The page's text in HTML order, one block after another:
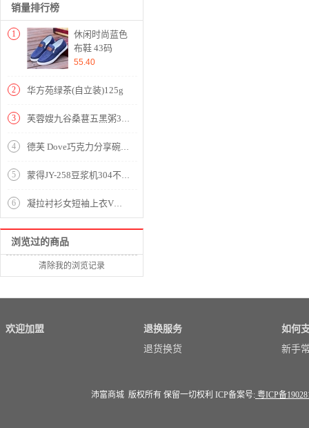
销量排行榜
1
休闲时尚蓝色
布鞋 43码
55.40
2 华方苑绿茶(自立装)125g
3 芙蓉嫂九谷桑葚五黑粥310g
4 德芙 Dove巧克力分享碗装 丝滑牛奶巧克力 婚庆糖果员工福利 252g 软糖
5 蒙得JY-258豆浆机304不锈钢【内胆304/淡绿色】
6 凝拉衬衫女短袖上衣V领气质雪纺衫2020夏季新款衬衣女韩版大码时尚职业装洋气宽松打底衫 粉色 2XL（建议130-145斤）
浏览过的商品
清除我的浏览记录
欢迎加盟
退换服务
退货换货
如何
新手
沛富商城 版权所有 保留一切权利 ICP备案号: 粤ICP备